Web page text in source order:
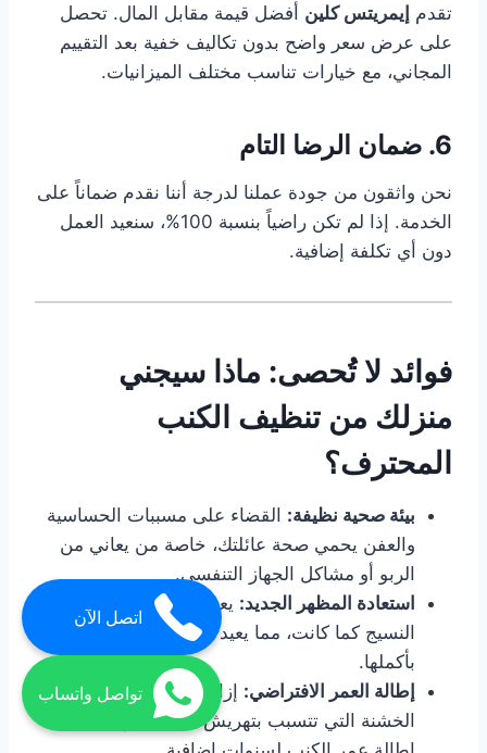
تقدم إيمريتس كلين أفضل قيمة مقابل المال. تحصل
على عرض سعر واضح بدون تكاليف خفية بعد التقييم
المجاني، مع خيارات تناسب مختلف الميزانيات.
6. ضمان الرضا التام
نحن واثقون من جودة عملنا لدرجة أننا نقدم ضماناً على
الخدمة. إذا لم تكن راضياً بنسبة 100%، سنعيد العمل
دون أي تكلفة إضافية.
فوائد لا تُحصى: ماذا سيجني
منزلك من تنظيف الكنب
المحترف؟
بيئة صحية نظيفة: القضاء على مسببات الحساسية
والعفن يحمي صحة عائلتك، خاصة من يعاني من
الربو أو مشاكل الجهاز التنفسي.
استعادة المظهر الجديد: يعود بريق الألوان وزخرفة
النسيج كما كانت، مما يعيد الحيوية لغرفة المعيشة
بأكملها.
إطالة العمر الافتراضي: إزالة الأوساخ والحبيبات
الخشنة التي تتسبب بتهريش الألياف تؤدي إلى
اتصل الآن
تواصل واتساب